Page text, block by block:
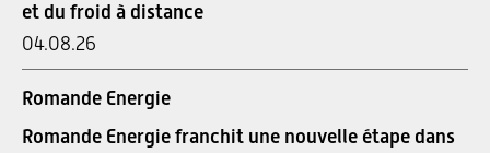
et du froid à distance
04.08.26
Romande Energie
Romande Energie franchit une nouvelle étape dans